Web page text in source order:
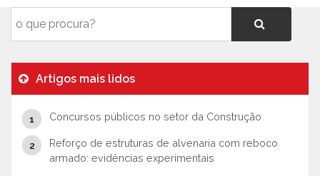
Artigos mais lidos
Concursos públicos no setor da Construção
Reforço de estruturas de alvenaria com reboco
armado: evidências experimentais